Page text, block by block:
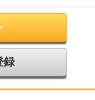
録